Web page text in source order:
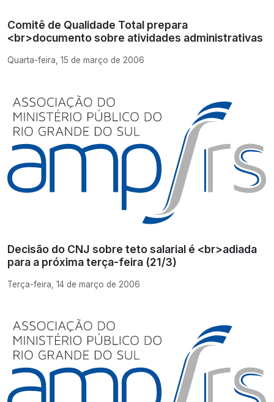
Comitê de Qualidade Total prepara
<br>documento sobre atividades administrativas
Quarta-feira, 15 de março de 2006
Decisão do CNJ sobre teto salarial é <br>adiada
para a próxima terça-feira (21/3)
Terça-feira, 14 de março de 2006